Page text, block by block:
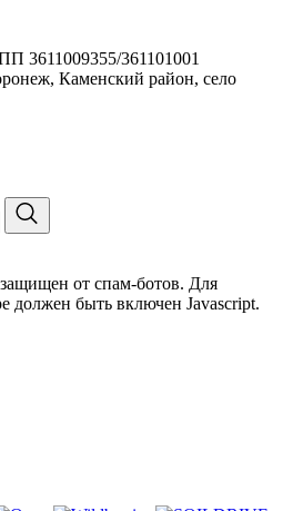
361101001
Каменский район, село
от спам-ботов. Для